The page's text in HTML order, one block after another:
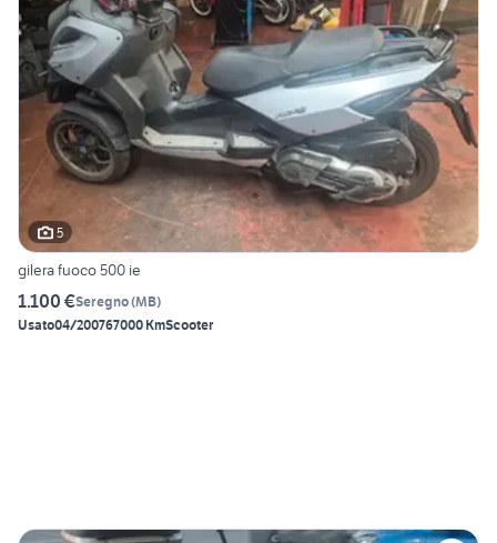
5
gilera fuoco 500 ie
1.100 €Seregno(MB)
Usato04/200767000 KmScooter